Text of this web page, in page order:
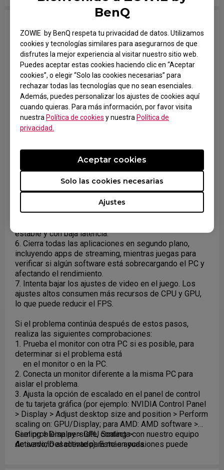
BenQ
ZOWIE by BenQ respeta tu privacidad de datos. Utilizamos
cookies y tecnologías similares para asegurarnos de que
disfrutes la mejor experiencia al visitar nuestro sitio web.
Puedes aceptar estas cookies haciendo clic en “Aceptar
cookies”, o elegir “Solo las cookies necesarias” para
rechazar todas las tecnologías que no sean esenciales.
Además, puedes personalizar los ajustes de cookies aquí
cuando quieras. Para más información, por favor visita
nuestra Política de cookies y nuestra Política de
privacidad.
Ajustes
Solo las cookies necesarias
Aceptar cookies
¿Qué debo hacer si experimento pausas
repentinas o retraso con mi monitor XL?
Como los monitores son dispositivos pasivos, reciben
la señal de salida de la tarjeta gráfica sin causar pausas
repentinas de forma activa. Sin embargo, varios
factores pueden afectar el rendimiento del monitor. Por
favor, sigue estos pasos para solucionar el problema:
1. Asegúrate de conectar los cables directamente de tu
PC al monitor. Evita
usar splitters o adaptadores, ya que pueden causar
latencia o problemas de compatibilidad.
desconectándolos temporalmente. Varios
monitores pueden sobrecargar la GPU y provocar una
señal inestable.
3. Reinicia tu monitor desde el menú: Sistema >
Reiniciar > Reiniciar todo > Aceptar.
4. Actualiza los drivers de tu tarjeta gráfica a la última
versión.
estable y con baja latencia.
6. Cierra todas las aplicaciones en segundo plano,
incluyendo apps de streaming, mientras juegas para
verificar si algún software está sobrecargando el PC y
afectando el rendimiento.
7. Intenta bajar los ajustes de video en el juego. Los
ajustes altos consumen más recursos de CPU y GPU,
lo que puede reducir el FPS.
Si el problema continúa después de estos pasos,
realiza las siguientes comprobaciones:
1. Prueba el monitor con otra PC si es posible, para
determinar si el problema está
en el monitor o en la PC.
2. Conecta un monitor diferente a la misma PC para
aislar el problema.
3. Ajusta la opción de escalado en el panel de control
de tu tarjeta gráfica (por ejemplo: NVIDIA Control Panel
> Display > Adjust desktop size and position > Perform
scaling on: GPU/Display; para AMD: AMD software >
Gaming > Display > GPU Scaling >
Activado/Desactivado). Esto en ocasiones puede
Si el problema persiste, contacta con nuestro equipo
de servicio al cliente para más ayuda.